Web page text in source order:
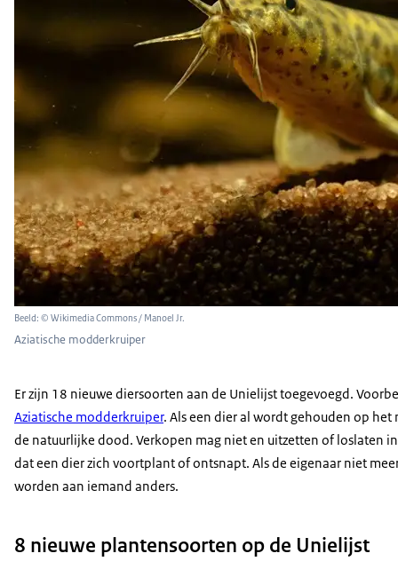
Beeld: © Wikimedia Commons / Manoel Jr.
Aziatische modderkruiper
Er zijn 18 nieuwe diersoorten aan de Unielijst toegevoegd.
Aziatische modderkruiper. Als een dier al wordt gehouden op
de natuurlijke dood. Verkopen mag niet en uitzetten of loslaten
dat een dier zich voortplant of ontsnapt. Als de eigenaar niet
worden aan iemand anders.
8 nieuwe plantensoorten op de Unielijst